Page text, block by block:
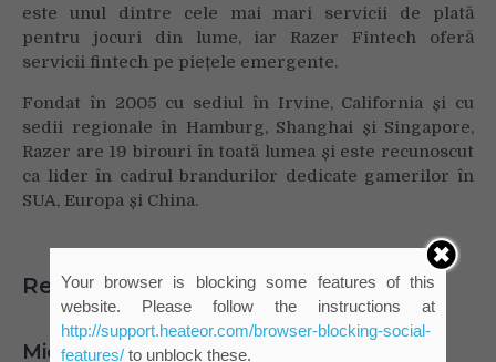
este unul dintre cele mai mari servicii de plată
pentru jocuri din lume, iar Razer Fintech oferă
servicii fintech pe piețele emergente.
Fondat în 2005 cu sediul în Irvine, California și cu
sedii regionale în Hamburg, Shanghai și Singapore,
Razer are 19 birouri în toată lumea și este recunoscut
ca lider în cadrul brandurilor dedicate gamerilor în
SUA, Europa și China.
Related Posts
Microplasticele – o provocare pentru
Your browser is blocking some features of this
website. Please follow the instructions at
http://support.heateor.com/browser-blocking-social-
features/to unblock these.